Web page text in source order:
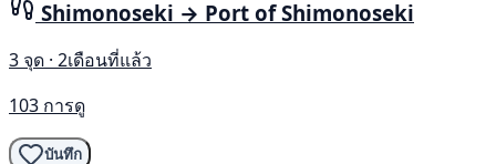
Shimonoseki → Port of Shimonoseki
3 จุด · 2เดือนที่แล้ว
103 การดู
บันทึก